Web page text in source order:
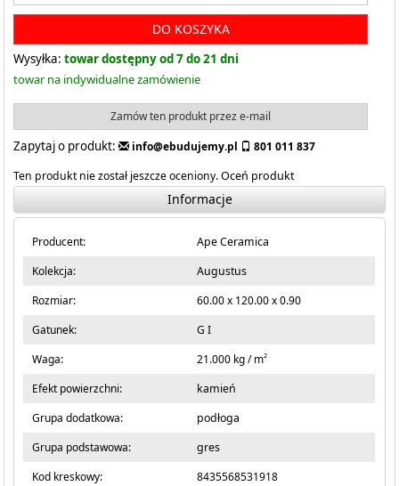
DO KOSZYKA
Wysyłka: towar dostępny od 7 do 21 dni
towar na indywidualne zamówienie
Zamów ten produkt przez e-mail
Zapytaj o produkt: info@ebudujemy.pl
801 011 837
Ten produkt nie został jeszcze oceniony.Oceń produkt
Informacje
Producent:
Ape Ceramica
Kolekcja:
Augustus
Rozmiar:
60.00 x 120.00 x 0.90
Gatunek:
G I
Waga:
21.000 kg / m2
Efekt powierzchni:
kamień
Grupa dodatkowa:
podłoga
Grupa podstawowa:
gres
Kod kreskowy:
8435568531918